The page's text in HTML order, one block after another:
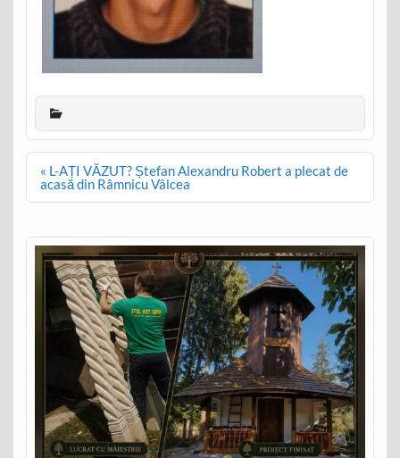
Post
navigation
« L-AȚI VĂZUT? Ștefan Alexandru Robert a plecat de
acasă din Râmnicu Vâlcea